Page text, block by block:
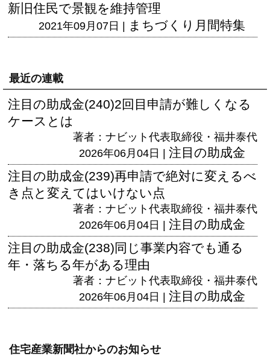
新旧住民で景観を維持管理
2021年09月07日 | まちづくり月間特集
最近の連載
注目の助成金(240)2回目申請が難しくなる
ケースとは
著者：ナビット代表取締役・福井泰代
2026年06月04日 | 注目の助成金
注目の助成金(239)再申請で絶対に変えるべ
き点と変えてはいけない点
著者：ナビット代表取締役・福井泰代
2026年06月04日 | 注目の助成金
注目の助成金(238)同じ事業内容でも通る
年・落ちる年がある理由
著者：ナビット代表取締役・福井泰代
2026年06月04日 | 注目の助成金
住宅産業新聞社からのお知らせ